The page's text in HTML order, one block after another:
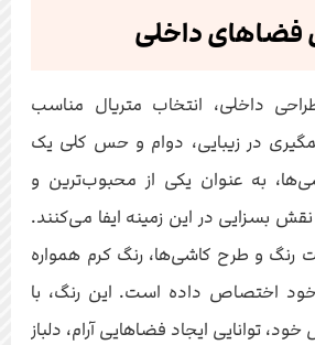
فضاهای داخلی
داخلی، انتخاب متریال مناسب
در زیبایی، دوام و حس کلی یک
به عنوان یکی از محبوب‌ترین و
بسزایی در این زمینه ایفا می‌کنند.
رنگ و طرح کاشی‌ها، رنگ کرم همواره
خود اختصاص داده است. این رنگ، با
توانایی ایجاد فضاهایی آرام، دلباز